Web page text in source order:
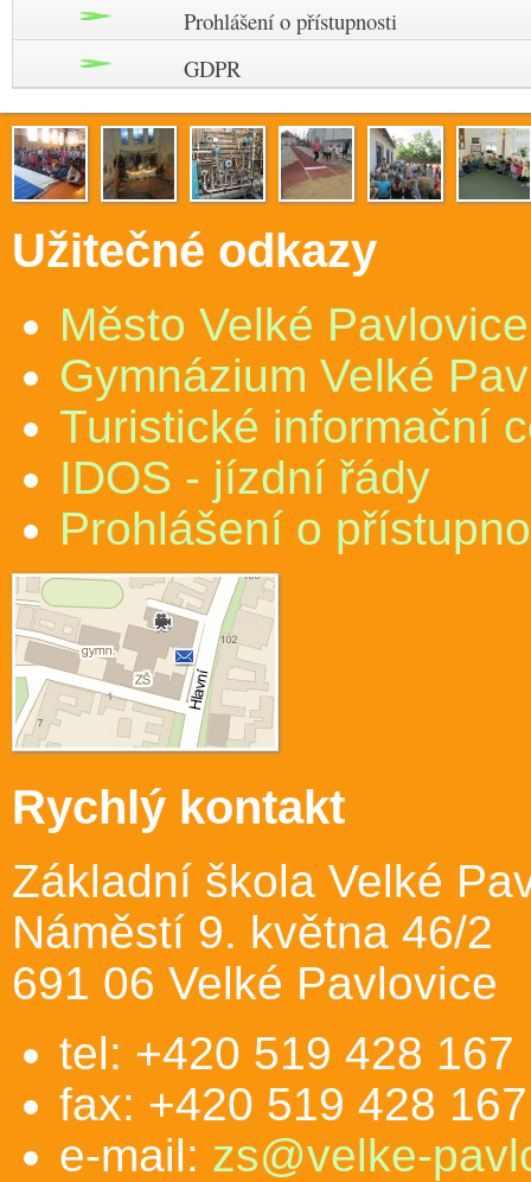
Prohlášení o přístupnosti
GDPR
Užitečné odkazy
Město Velké Pavlovice
Gymnázium Velké
Turistické informační
IDOS - jízdní řády
Prohlášení o
Rychlý kontakt
Základní škola Velké
Náměstí 9. května 46/2
691 06 Velké Pavlovice
tel: +420 519 428 167
fax: +420 519 428 167
e-mail: zs@velke-